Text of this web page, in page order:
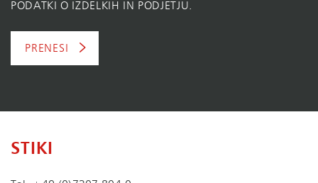
PODATKI O IZDELKIH IN PODJETJU.
PRENESI
STIKI